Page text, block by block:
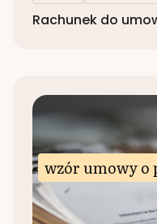
Rachunek do
wzór umowy o